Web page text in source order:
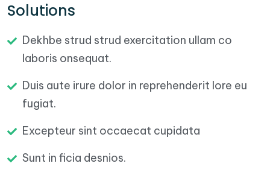
Solutions
Dekhbe strud strud exercitation ullam co
laboris onsequat.
Duis aute irure dolor in reprehenderit lore eu
fugiat.
Excepteur sint occaecat cupidata
Sunt in ficia desnios.